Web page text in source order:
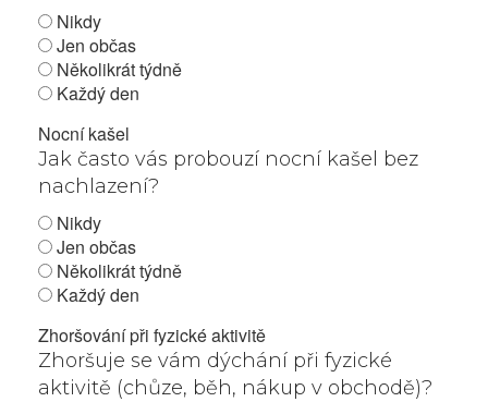
Nikdy
Jen občas
Několikrát týdně
Každý den
Nocní kašel
Jak často vás probouzí nocní kašel bez
nachlazení?
Nikdy
Jen občas
Několikrát týdně
Každý den
Zhoršování při fyzické aktivitě
Zhoršuje se vám dýchání při fyzické
aktivitě (chůze, běh, nákup v obchodě)?